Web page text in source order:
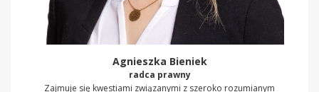
Agnieszka Bieniek
radca prawny
Zajmuje się kwestiami związanymi z szeroko rozumianym